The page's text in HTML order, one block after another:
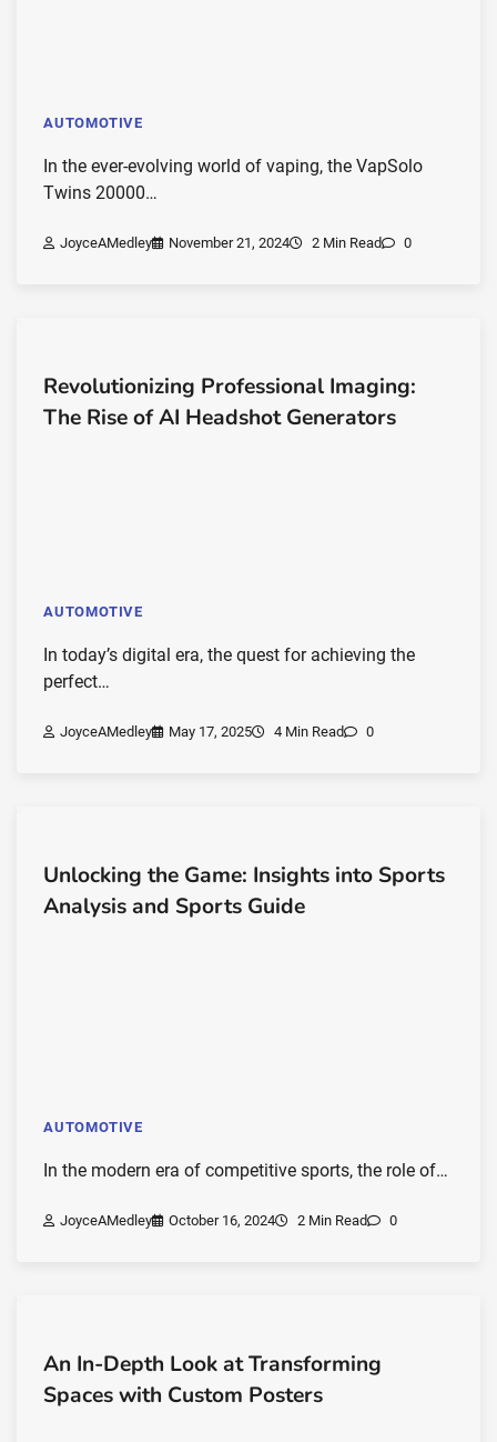
AUTOMOTIVE
In the ever-evolving world of vaping, the VapSolo
Twins 20000…
JoyceAMedley November 21, 2024 2 Min Read 0
Revolutionizing Professional Imaging:
The Rise of AI Headshot Generators
AUTOMOTIVE
In today’s digital era, the quest for achieving the
perfect…
JoyceAMedley May 17, 2025 4 Min Read 0
Unlocking the Game: Insights into Sports
Analysis and Sports Guide
AUTOMOTIVE
In the modern era of competitive sports, the role of…
JoyceAMedley October 16, 2024 2 Min Read 0
An In-Depth Look at Transforming
Spaces with Custom Posters